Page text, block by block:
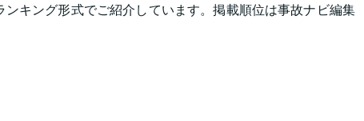
キング形式でご紹介しています。掲載順位は事故ナビ編集